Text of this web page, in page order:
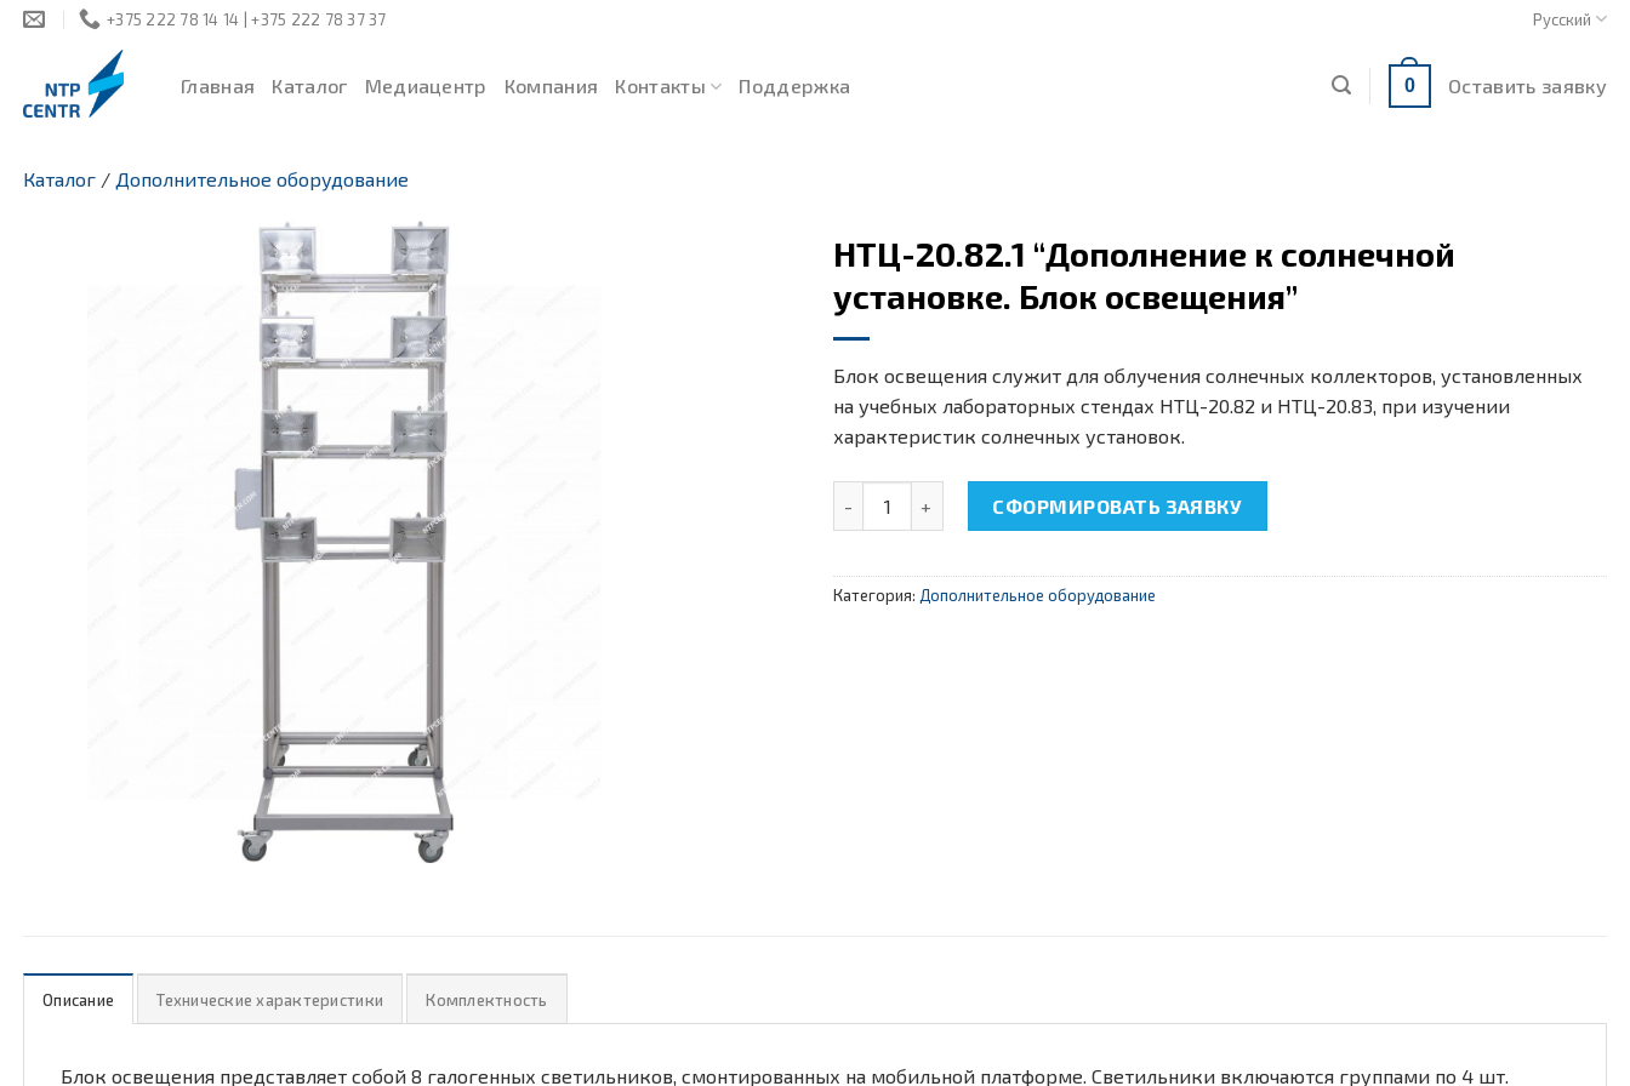
Skip
+375 222 78 14 14 | +375 222 78 37 37 Русский
Главная Каталог Медиацентр Компания Контакты Поддержка 0 Оставить заявку
Каталог / Дополнительное оборудование
НТЦ-20.82.1 “Дополнение к солнечной
установке. Блок освещения”
Блок освещения служит для облучения солнечных коллекторов, установленных
на учебных лабораторных стендах НТЦ-20.82 и НТЦ-20.83, при изучении
характеристик солнечных установок.
СФОРМИРОВАТЬ ЗАЯВКУ
Категория: Дополнительное оборудование
Описание Технические характеристики Комплектность
Блок освещения представляет собой 8 галогенных светильников, смонтированных на мобильной платформе. Светильники включаются группами по 4 шт.